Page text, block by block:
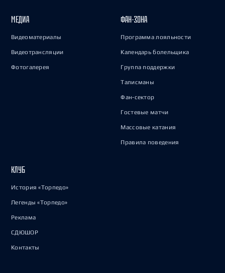
МЕДИА
Видеоматериалы
Видеотрансляции
Фотогалерея
ФАН-ЗОНА
Программа лояльности
Календарь болельщика
Группа поддержки
Талисманы
Фан-сектор
Гостевые матчи
Массовые катания
Правила поведения
КЛУБ
История «Торпедо»
Легенды «Торпедо»
Реклама
СДЮШОР
Контакты